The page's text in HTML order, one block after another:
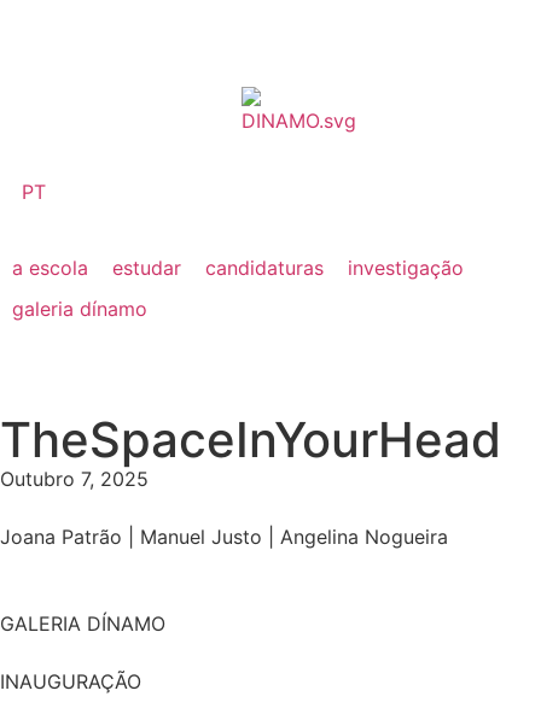
PT
a escola estudar candidaturas
investigação
galeria dínamo
TheSpaceInYourHead
Outubro 7, 2025
Joana Patrão | Manuel Justo | Angelina Nogueira
GALERIA DÍNAMO
INAUGURAÇÃO